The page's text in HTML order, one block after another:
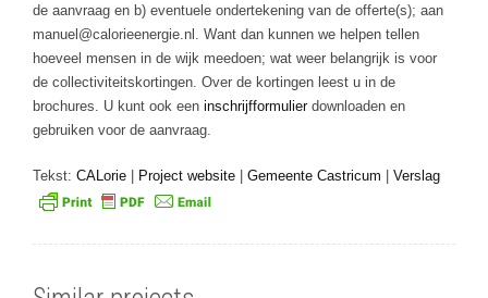
de aanvraag en b) eventuele ondertekening van de offerte(s); aan
manuel@calorieenergie.nl. Want dan kunnen we helpen tellen
hoeveel mensen in de wijk meedoen; wat weer belangrijk is voor
de collectiviteitskortingen. Over de kortingen leest u in de
brochures. U kunt ook een inschrijfformulierdownloaden en
gebruiken voor de aanvraag.
Tekst: CALorie Project website Gemeente Castricum Verslag